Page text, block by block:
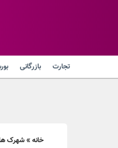
تجارت بازرگانی
خانه»شهرک